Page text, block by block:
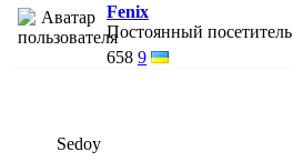
Fenix
Постоянный посетитель
658 9
Sedoy